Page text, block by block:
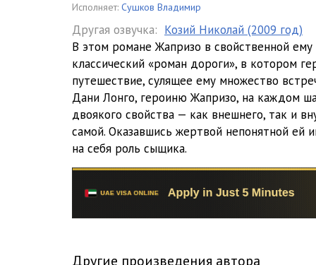
02_02_Avtomobil
02_03_Avtomobil
02_04_Avtomobil
02_05_Avtomobil
02_07_Avtomobil
03_01_Ochki
Исполняет: Сушков Владимир
Другая озвучка: Козий Николай (2009 год)
В этом романе Жапризо в свойственной
классический «роман дороги», в котором
путешествие, сулящее ему множество
Дани Лонго, героиню Жапризо, на каждом
двоякого свойства — как внешнего, так и
самой. Оказавшись жертвой непонятной ей
на себя роль сыщика.
Другие произведения автора